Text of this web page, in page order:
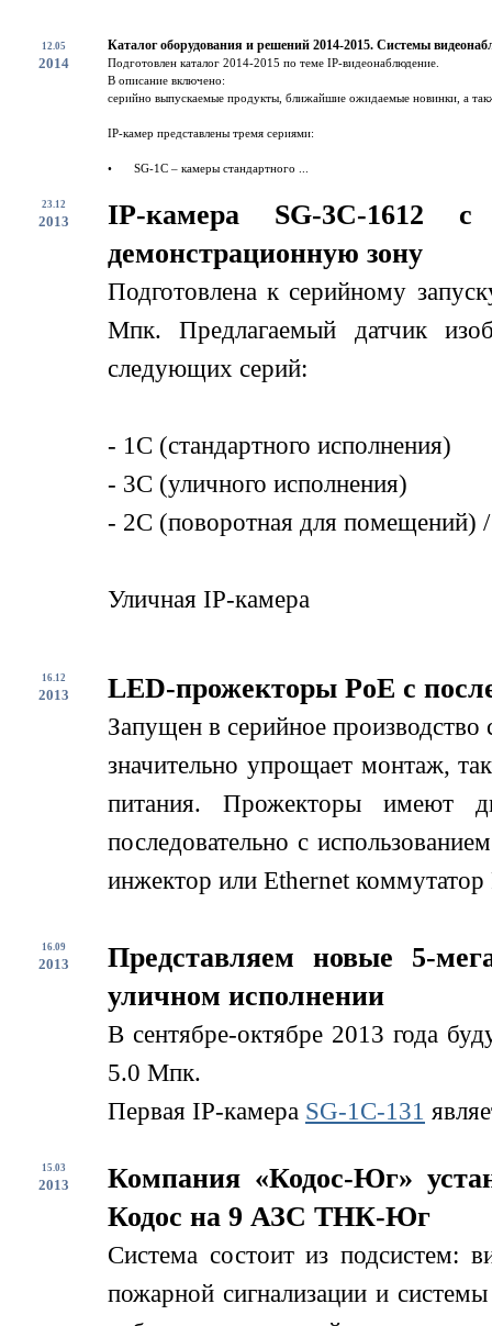
12.05
2014
Каталог оборудования и решений 2014-2015. Системы
Подготовлен каталог 2014-2015 по теме IP-видеонаблюдение.
В описание включено:
серийно выпускаемые продукты, ближайшие ожидаемые новинки, а
IP-камер представлены тремя сериями:
• SG-1C – камеры стандартного ...
23.12
2013
IP-камера SG-3C-1612
демонстрационную зону
Подготовлена к серийному
Мпк. Предлагаемый датчик
следующих серий:
- 1С (стандартного исполнения)
- 3С (уличного исполнения)
- 2С (поворотная для помещений) /
Уличная IP-камера
16.12
2013 LED-прожекторы PoE с
Запущен в серийное
значительно упрощает монтаж,
питания. Прожекторы имеют
последовательно с
инжектор или Ethernet
16.09
2013
Представляем новые 5-
уличном исполнении
В сентябре-октябре 2013 года
5.0 Мпк.
Первая IP-камера SG-1С-131
15.03
2013
Компания «Кодос-Юг»
Кодос на 9 АЗС ТНК-Юг
Система состоит из подсистем:
пожарной сигнализации и